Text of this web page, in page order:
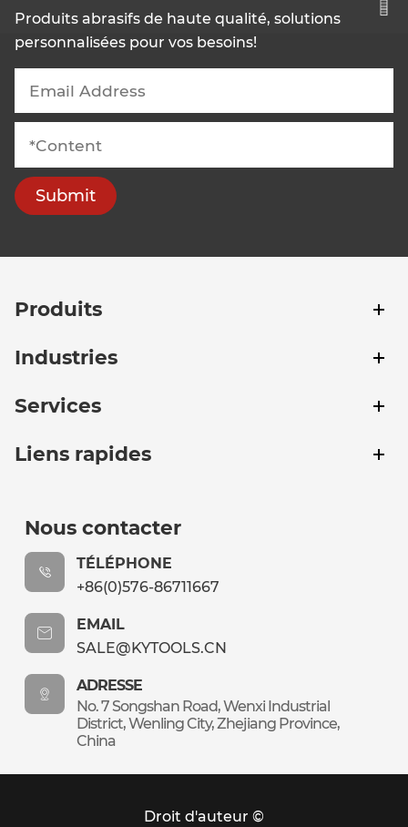
Produits abrasifs de haute qualité, solutions
personnalisées pour vos besoins!
Submit
Produits
Industries
Services
Liens rapides
Nous contacter
TÉLÉPHONE
+86(0)576-86711667
EMAIL
SALE@KYTOOLS.CN
ADRESSE
No. 7 Songshan Road, Wenxi Industrial
District, Wenling City, Zhejiang Province,
China
Droit d'auteur ©